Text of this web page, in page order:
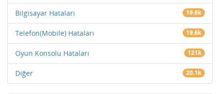
Bilgisayar Hataları 19.6k
Telefon(Mobile) Hataları 19.6k
Oyun Konsolu Hataları 121k
Diğer 20.1k